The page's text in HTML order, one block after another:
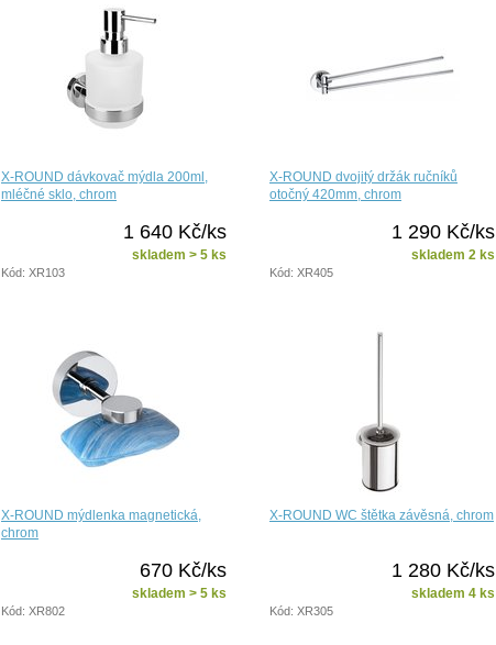
X-ROUND dávkovač mýdla 200ml,
mléčné sklo, chrom
1 640 Kč/ks
skladem > 5 ks
Kód: XR103
X-ROUND dvojitý držák ručníků
otočný 420mm, chrom
1 290 Kč/ks
skladem 2 ks
Kód: XR405
X-ROUND mýdlenka magnetická,
chrom
670 Kč/ks
skladem > 5 ks
Kód: XR802
X-ROUND WC štětka závěsná, chrom
1 280 Kč/ks
skladem 4 ks
Kód: XR305